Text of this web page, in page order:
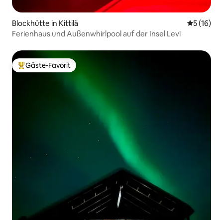
Blockhütte in Kittilä
5 (16)
Ferienhaus und Außenwhirlpool auf der Insel Levi
Beliebter Gäste-Favorit.
Gäste-Favorit